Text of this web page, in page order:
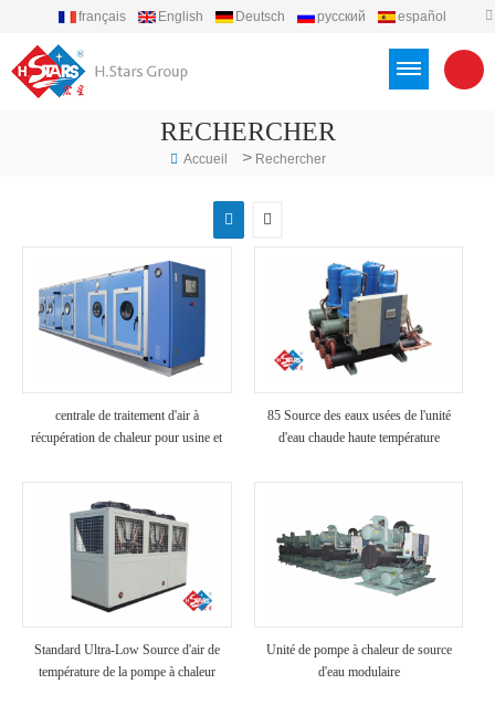
français English Deutsch русский
español
RECHERCHER
Accueil > Rechercher
centrale de traitement d'air à
récupération de chaleur pour usine et
85 Source des eaux usées de l'unité
d'eau chaude haute température
Standard Ultra-Low Source d'air de
température de la pompe à chaleur
Unité de pompe à chaleur de source
d'eau modulaire